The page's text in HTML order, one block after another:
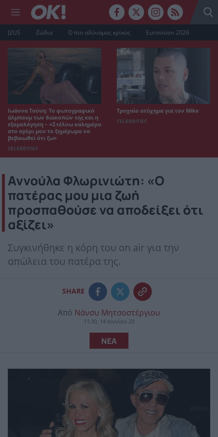
J2US Ζώδια Ο πιο αδύναμος κρίκος Eurovision 2026
Ιωάννα Τούνη: Το φωτογραφικό
άλμπουμ των διακοπών της και η
εξομολόγηση – «Στέλνω καλημέρα
στο αγόρι μου το ξημέρωμα να
βεβαιωθεί ότι ζω»
CELEBRITIES
Τροχαίο ατύχημα για τον Mike
CELEBRITIES
Αννούλα Φλωρινιώτη: «Ο
πατέρας μου μια ζωή
προσπαθούσε να αποδείξει ότι
αξίζει»
Συγκινήθηκε η κόρη του on air για την
απώλεια του πατέρα της.
SHARE
Από Νάνσυ Μητσοστέργιου
11:30, 14 Ιουνίου 23
ΝΕΑ